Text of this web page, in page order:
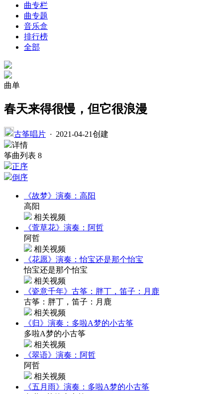
曲专栏
曲专题
音乐盒
排行榜
全部
曲单
春天来得很慢，但它很浪漫
古筝唱片 · 2021-04-21创建
详情
筝曲列表 8
正序
倒序
《故梦》演奏：高阳
高阳
相关视频
《萱草花》演奏：阿哲
阿哲
相关视频
《花愿》演奏：怡宝还是那个怡宝
怡宝还是那个怡宝
相关视频
《瓷意千年》古筝：胖丁，笛子：月鹿
古筝：胖丁，笛子：月鹿
相关视频
《归》演奏：多啦A梦的小古筝
多啦A梦的小古筝
相关视频
《翠语》演奏：阿哲
阿哲
相关视频
《五月雨》演奏：多啦A梦的小古筝